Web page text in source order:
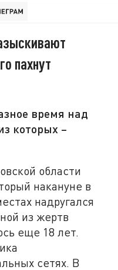
пахнут
время над
которых –
области
накануне в
надругался
из жертв
еще 18 лет.
сетях. В